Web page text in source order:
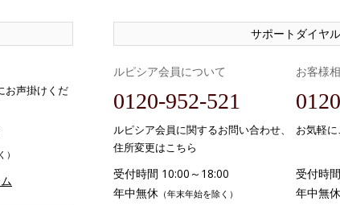
お声掛けくだ
）
サポートダイヤル
ルピシア会員について
0120-952-521
ルピシア会員に関するお問い合わせ、
住所変更はこちら
受付時間 10:00～18:00
年中無休 （年末年始を除く）
お客様
お気軽
受付時
年中無休